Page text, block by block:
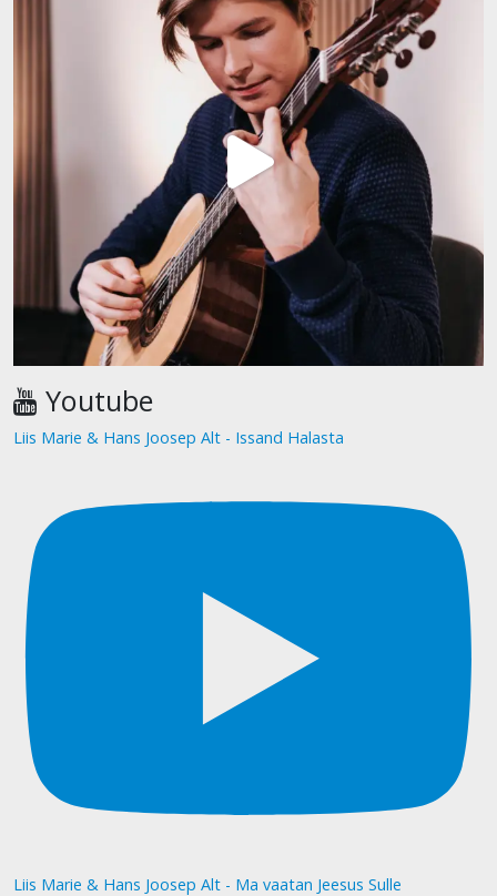
Youtube
Liis Marie & Hans Joosep Alt - Issand Halasta
Liis Marie & Hans Joosep Alt - Ma vaatan Jeesus Sulle